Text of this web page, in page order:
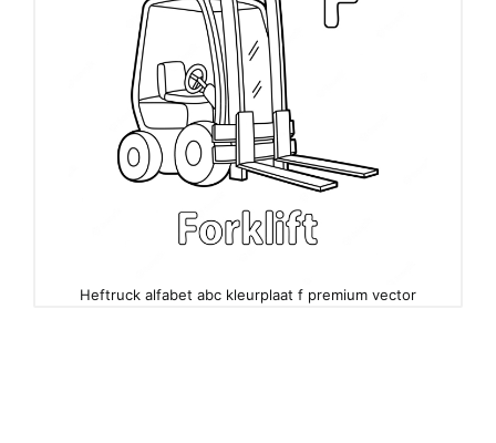
Heftruck alfabet abc kleurplaat f premium vector